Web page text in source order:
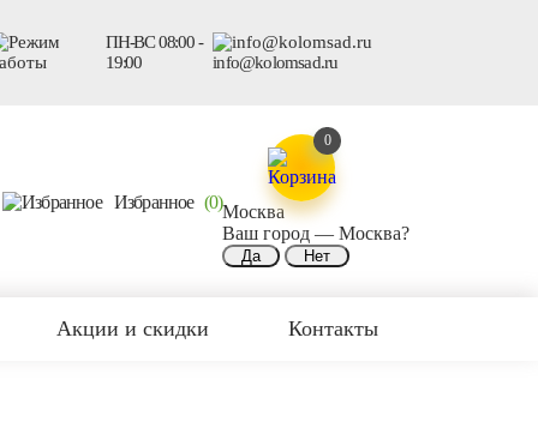
ПН-ВС 08:00 -
19:00
info@kolomsad.ru
Избранное (0)
0
Москва
Ваш город —Москва?
Акции и скидки Контакты